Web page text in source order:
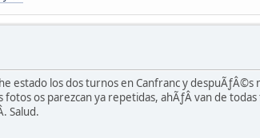
los dos turnos en Canfranc y despuÃƒÂ©s
fotos os parezcan ya repetidas, ahÃƒÂ­ van de
Salud.